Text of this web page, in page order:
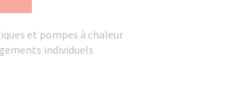
et pompes à chaleur
individuels
vos Options